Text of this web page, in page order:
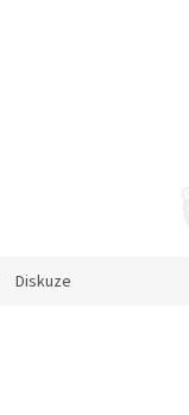
Diskuze